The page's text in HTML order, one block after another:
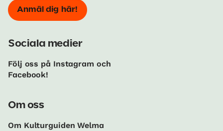
Anmäl dig här!
Sociala medier
Följ oss på Instagram och
Facebook!
Om oss
Om Kulturguiden Welma